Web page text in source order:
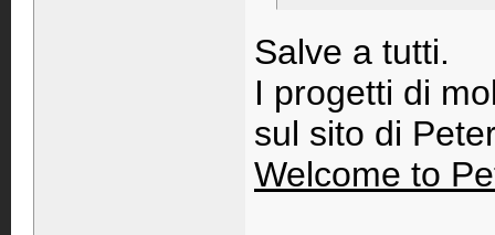
Salve a tutti.
I progetti di
sul sito di
Welcome to